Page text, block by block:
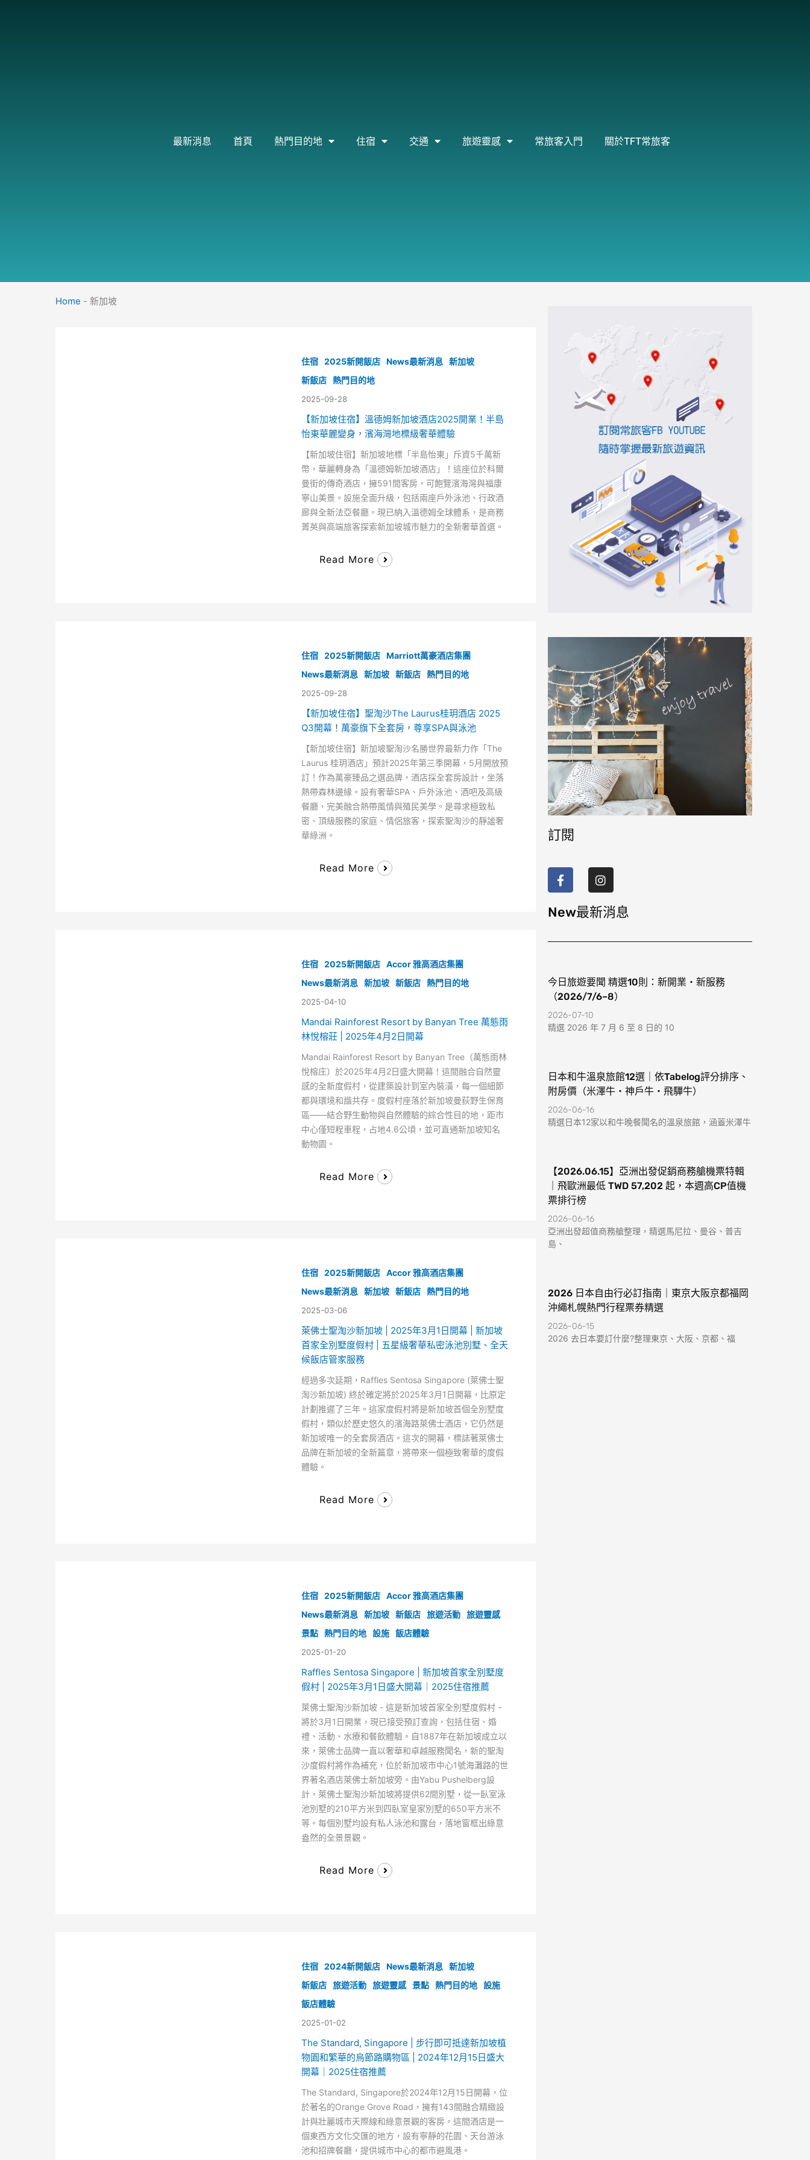
最新消息 首頁 熱門目的地 住宿 交通 旅遊靈感 常旅客入門 關於TFT常旅客
Home - 新加坡
住宿 2025新開飯店 News最新消息
新加坡
新飯店
熱門目的地
2025-09-28
【新加坡住宿】溫德姆新加坡酒店2025開業！半島
怡東華麗變身，濱海灣地標級奢華體驗
【新加坡住宿】新加坡地標「半島怡東」斥資5千萬新
幣，華麗轉身為「溫德姆新加坡酒店」！這座位於科爾
曼街的傳奇酒店，擁591間客房，可飽覽濱海灣與福康
寧山美景。設施全面升級，包括兩座戶外泳池、行政酒
廊與全新法亞餐廳。現已納入溫德姆全球體系，是商務
菁英與高端旅客探索新加坡城市魅力的全新奢華首選。
Read More
住宿 2025新開飯店
Marriott萬豪酒店集團
News最新消息
新加坡 新飯店 熱門目的地
2025-09-28
【新加坡住宿】聖淘沙The Laurus桂玥酒店 2025
Q3開幕！萬豪旗下全套房，尊享SPA與泳池
【新加坡住宿】新加坡聖淘沙名勝世界最新力作「The
Laurus 桂玥酒店」預計2025年第三季開幕，5月開放預
訂！作為萬豪臻品之選品牌，酒店採全套房設計，坐落
熱帶森林邊緣。設有奢華SPA、戶外泳池、酒吧及高級
餐廳，完美融合熱帶風情與殖民美學。是尋求極致私
密、頂級服務的家庭、情侶旅客，探索聖淘沙的靜謐奢
華綠洲。
Read More
住宿 2025新開飯店
Accor 雅高酒店集團
News最新消息
新加坡 新飯店 熱門目的地
2025-04-10
Mandai Rainforest Resort by Banyan Tree 萬態雨
林悅榕莊 | 2025年4月2日開幕
Mandai Rainforest Resort by Banyan Tree（萬態雨林
悅榕庄）於2025年4月2日盛大開幕！這間融合自然靈
感的全新度假村，從建築設計到室內裝潢，每一個細節
都與環境和諧共存。度假村座落於新加坡曼荻野生保育
區——結合野生動物與自然體驗的綜合性目的地，距市
中心僅短程車程，占地4.6公頃，並可直通新加坡知名
動物園。
Read More
住宿 2025新開飯店
Accor 雅高酒店集團
News最新消息
新加坡 新飯店 熱門目的地
2025-03-06
萊佛士聖淘沙新加坡 | 2025年3月1日開幕 | 新加坡
首家全別墅度假村 | 五星級奢華私密泳池別墅、全天
候飯店管家服務
經過多次延期，Raffles Sentosa Singapore (萊佛士聖
淘沙新加坡) 終於確定將於2025年3月1日開幕，比原定
計劃推遲了三年。這家度假村將是新加坡首個全別墅度
假村，類似於歷史悠久的濱海路萊佛士酒店，它仍然是
新加坡唯一的全套房酒店。這次的開幕，標誌著萊佛士
品牌在新加坡的全新篇章，將帶來一個極致奢華的度假
體驗。
Read More
住宿 2025新開飯店
Accor 雅高酒店集團
News最新消息
新加坡 新飯店 旅遊活動
旅遊靈感
景點
熱門目的地 設施 飯店體驗
2025-01-20
Raffles Sentosa Singapore | 新加坡首家全別墅度
假村 | 2025年3月1日盛大開幕｜2025住宿推薦
萊佛士聖淘沙新加坡 - 這是新加坡首家全別墅度假村 -
將於3月1日開業，現已接受預訂查詢，包括住宿、婚
禮、活動、水療和餐飲體驗。自1887年在新加坡成立以
來，萊佛士品牌一直以奢華和卓越服務聞名，新的聖淘
沙度假村將作為補充，位於新加坡市中心1號海灘路的世
界著名酒店萊佛士新加坡旁。由Yabu Pushelberg設
計，萊佛士聖淘沙新加坡將提供62間別墅，從一臥室泳
池別墅的210平方米到四臥室皇家別墅的650平方米不
等。每個別墅均設有私人泳池和露台，落地窗框出綠意
盎然的全景景觀。
Read More
住宿 2024新開飯店 News最新消息
新加坡
新飯店
旅遊活動 旅遊靈感 景點 熱門目的地
設施
飯店體驗
2025-01-02
The Standard, Singapore | 步行即可抵達新加坡植
物園和繁華的烏節路購物區 | 2024年12月15日盛大
開幕｜2025住宿推薦
The Standard, Singapore於2024年12月15日開幕，位
於著名的Orange Grove Road，擁有143間融合精緻設
計與壯麗城市天際線和綠意景觀的客房。這間酒店是一
個東西方文化交匯的地方，設有寧靜的花園、天台游泳
池和招牌餐廳，提供城市中心的都市避風港。
訂閱
a
c
e
b
o
k
n
s
t
a
g
a
New最新消息
今日旅遊要聞 精選10則：新開業・新服務
（2026/7/6–8）
2026-07-10
精選 2026 年 7 月 6 至 8 日的 10
日本和牛溫泉旅館12選｜依Tabelog評分排序、
附房價（米澤牛・神戶牛・飛驒牛）
2026-06-16
精選日本12家以和牛晚餐聞名的溫泉旅館，涵蓋米澤牛
【2026.06.15】亞洲出發促銷商務艙機票特輯
｜飛歐洲最低 TWD 57,202 起，本週高CP值機
票排行榜
2026-06-16
亞洲出發超值商務艙整理，精選馬尼拉、曼谷、普吉
島、
2026 日本自由行必訂指南｜東京大阪京都福岡
沖繩札幌熱門行程票券精選
2026-06-15
2026 去日本要訂什麼?整理東京、大阪、京都、福